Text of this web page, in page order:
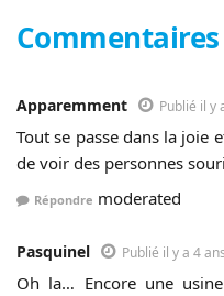
Commentaires
Apparemment Publié il y
Tout se passe dans la joie
de voir des personnes
Répondre moderated
Pasquinel Publié il y a 4 ans
Oh la… Encore une